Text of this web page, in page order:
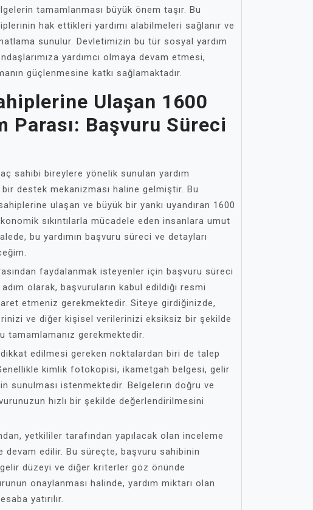
tamamlanması büyük önem taşır. Bu
hak ettikleri yardımı alabilmeleri sağlanır ve
sunulur. Devletimizin bu tür sosyal yardım
yardımcı olmaya devam etmesi,
güçlenmesine katkı sağlamaktadır.
Ulaşan 1600
Parası: Başvuru Süreci
sahibi bireylere yönelik sunulan yardım
destek mekanizması haline gelmiştir. Bu
ulaşan ve büyük bir yankı uyandıran 1600
sıkıntılarla mücadele eden insanlara umut
bu yardımın başvuru süreci ve detayları
faydalanmak isteyenler için başvuru süreci
olarak, başvuruların kabul edildiği resmi
etmeniz gerekmektedir. Siteye girdiğinizde,
ve diğer kişisel verilerinizi eksiksiz bir şekilde
tamamlamanız gerekmektedir.
edilmesi gereken noktalardan biri de talep
kimlik fotokopisi, ikametgah belgesi, gelir
sunulması istenmektedir. Belgelerin doğru ve
hızlı bir şekilde değerlendirilmesini
yetkililer tarafından yapılacak olan inceleme
devam edilir. Bu süreçte, başvuru sahibinin
düzeyi ve diğer kriterler göz önünde
onaylanması halinde, yardım miktarı olan
yatırılır.